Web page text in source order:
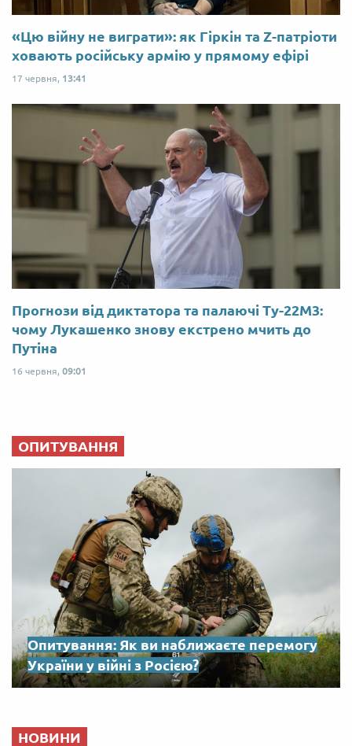
«Цю війну не виграти»: як Гіркін та Z-патріоти
ховають російську армію у прямому ефірі
17 червня, 13:41
Прогнози від диктатора та палаючі Ту-22М3:
чому Лукашенко знову екстрено мчить до
Путіна
16 червня, 09:01
ОПИТУВАННЯ
Опитування: Як ви наближаєте перемогу
України у війні з Росією?
НОВИНИ